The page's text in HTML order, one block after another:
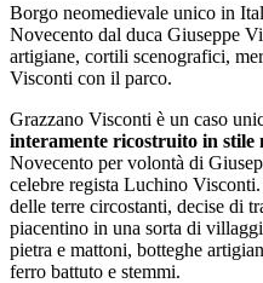
Borgo neomedievale unico in
Novecento dal duca Giuseppe
artigiane, cortili scenografici,
Visconti con il parco.
Grazzano Visconti è un caso
interamente ricostruito in stile
Novecento per volontà di
celebre regista Luchino
delle terre circostanti, decise di
piacentino in una sorta di
pietra e mattoni, botteghe
ferro battuto e stemmi.